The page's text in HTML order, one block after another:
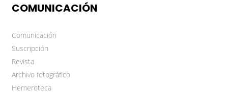
COMUNICACIÓN
Comunicación
Suscripción
Revista
Archivo fotográfico
Hemeroteca